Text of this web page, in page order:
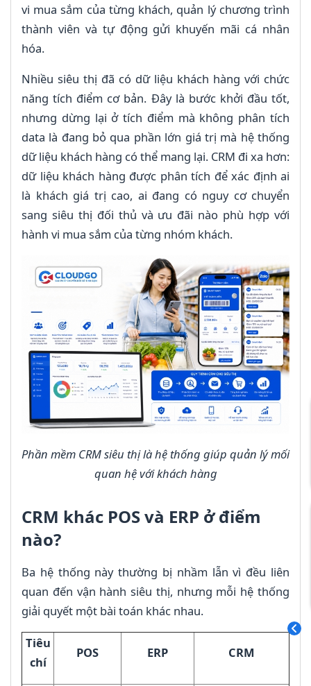
vi mua sắm của từng khách, quản lý chương trình
thành viên và tự động gửi khuyến mãi cá nhân
hóa.
Nhiều siêu thị đã có dữ liệu khách hàng với chức
năng tích điểm cơ bản. Đây là bước khởi đầu tốt,
nhưng dừng lại ở tích điểm mà không phân tích
data là đang bỏ qua phần lớn giá trị mà hệ thống
dữ liệu khách hàng có thể mang lại. CRM đi xa hơn:
dữ liệu khách hàng được phân tích để xác định ai
là khách giá trị cao, ai đang có nguy cơ chuyển
sang siêu thị đối thủ và ưu đãi nào phù hợp với
hành vi mua sắm của từng nhóm khách.
Phần mềm CRM siêu thị là hệ thống giúp quản lý mối
quan hệ với khách hàng
CRM khác POS và ERP ở điểm
nào?
Ba hệ thống này thường bị nhầm lẫn vì đều liên
quan đến vận hành siêu thị, nhưng mỗi hệ thống
giải quyết một bài toán khác nhau.
Tiêu
chí
POS ERP CRM